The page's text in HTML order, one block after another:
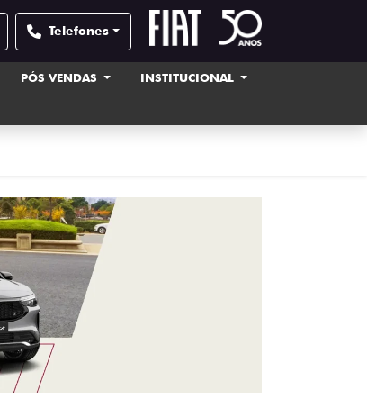
Telefones
PÓS VENDAS INSTITUCIONAL